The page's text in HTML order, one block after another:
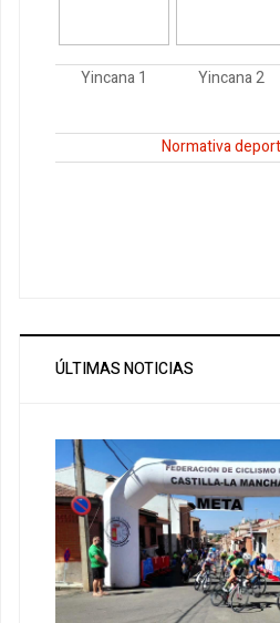
Yincana 1 Yincana 2
Normativa
ÚLTIMAS NOTICIAS